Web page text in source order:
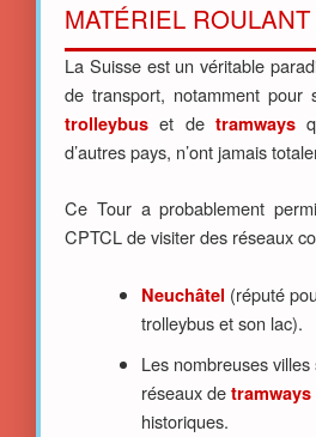
MATÉRIEL ROULANT
La Suisse est un véritable
de transport, notamment pour
trolleybus et de tramways
d’autres pays, n’ont jamais
Ce Tour a probablement
CPTCL de visiter des réseaux
Neuchâtel (réputé
trolleybus et son lac).
Les nombreuses
réseaux de tramways
historiques.